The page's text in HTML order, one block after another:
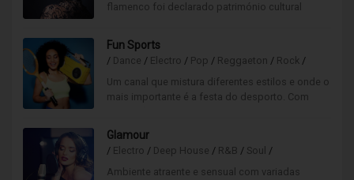
flamenco foi declarado património cultural
riqueza de várias fusões.
Fun Sports
/ Dance / Electro / Pop / Reggaeton / Rock /
Um canal que mistura diferentes estilos e onde o
mais importante é a festa do desporto. Com
e tempos livres, este é o canal que o fará vibrar
ao ritmo do desporto!
Glamour
/ Electro / Deep House / R&B / Soul /
Ambiente atraente e sensual com variadas